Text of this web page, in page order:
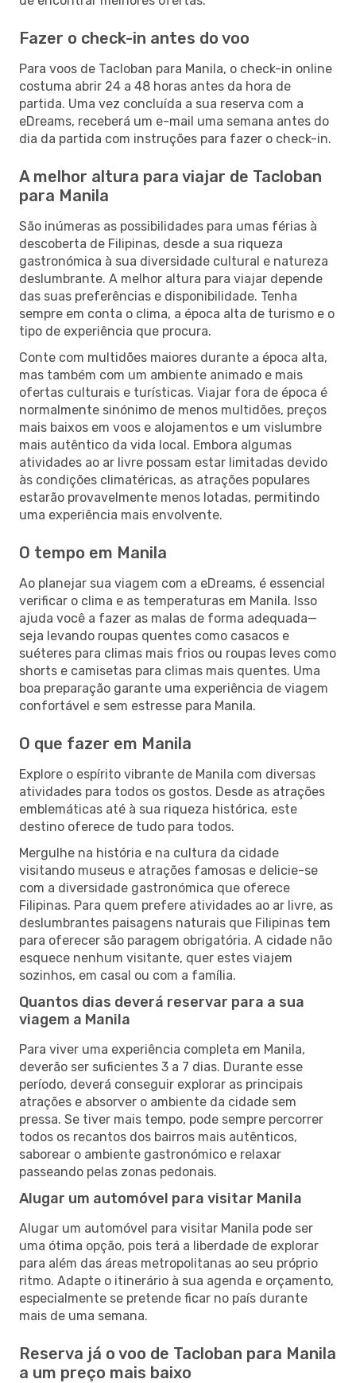
Fazer o check-in antes do voo
Para voos de Tacloban para Manila, o check-in online
costuma abrir 24 a 48 horas antes da hora de
partida. Uma vez concluída a sua reserva com a
eDreams, receberá um e-mail uma semana antes do
dia da partida com instruções para fazer o check-in.
A melhor altura para viajar de Tacloban
para Manila
São inúmeras as possibilidades para umas férias à
descoberta de Filipinas, desde a sua riqueza
gastronómica à sua diversidade cultural e natureza
deslumbrante. A melhor altura para viajar depende
das suas preferências e disponibilidade. Tenha
sempre em conta o clima, a época alta de turismo e o
tipo de experiência que procura.
Conte com multidões maiores durante a época alta,
mas também com um ambiente animado e mais
ofertas culturais e turísticas. Viajar fora de época é
normalmente sinónimo de menos multidões, preços
mais baixos em voos e alojamentos e um vislumbre
mais autêntico da vida local. Embora algumas
atividades ao ar livre possam estar limitadas devido
às condições climatéricas, as atrações populares
estarão provavelmente menos lotadas, permitindo
uma experiência mais envolvente.
O tempo em Manila
Ao planejar sua viagem com a eDreams, é essencial
verificar o clima e as temperaturas em Manila. Isso
ajuda você a fazer as malas de forma adequada—
seja levando roupas quentes como casacos e
suéteres para climas mais frios ou roupas leves como
shorts e camisetas para climas mais quentes. Uma
boa preparação garante uma experiência de viagem
confortável e sem estresse para Manila.
O que fazer em Manila
Explore o espírito vibrante de Manila com diversas
atividades para todos os gostos. Desde as atrações
emblemáticas até à sua riqueza histórica, este
destino oferece de tudo para todos.
Mergulhe na história e na cultura da cidade
visitando museus e atrações famosas e delicie-se
com a diversidade gastronómica que oferece
Filipinas. Para quem prefere atividades ao ar livre, as
deslumbrantes paisagens naturais que Filipinas tem
para oferecer são paragem obrigatória. A cidade não
esquece nenhum visitante, quer estes viajem
sozinhos, em casal ou com a família.
Quantos dias deverá reservar para a sua
viagem a Manila
Para viver uma experiência completa em Manila,
deverão ser suficientes 3 a 7 dias. Durante esse
período, deverá conseguir explorar as principais
atrações e absorver o ambiente da cidade sem
pressa. Se tiver mais tempo, pode sempre percorrer
todos os recantos dos bairros mais autênticos,
saborear o ambiente gastronómico e relaxar
passeando pelas zonas pedonais.
Alugar um automóvel para visitar Manila
Alugar um automóvel para visitar Manila pode ser
uma ótima opção, pois terá a liberdade de explorar
para além das áreas metropolitanas ao seu próprio
ritmo. Adapte o itinerário à sua agenda e orçamento,
especialmente se pretende ficar no país durante
mais de uma semana.
Reserva já o voo de Tacloban para Manila
a um preço mais baixo